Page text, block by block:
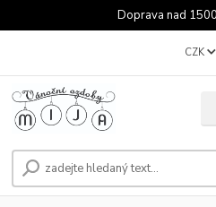
Doprava nad
CZK